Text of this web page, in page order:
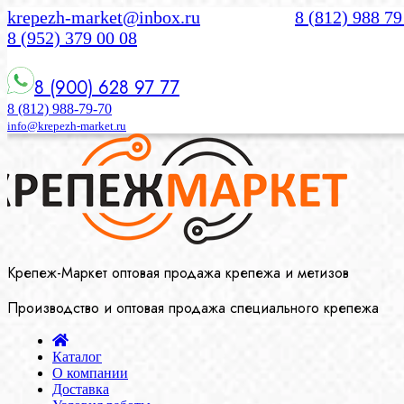
krepezh-market@inbox.ru
8 (812) 988
8 (952) 379 00 08
8 (900) 628 97 77
8 (812) 988-79-70
info@krepezh-market.ru
Крепеж-Маркет оптовая продажа крепежа и метизов
Производство и оптовая продажа специального крепежа
Каталог
О компании
Доставка